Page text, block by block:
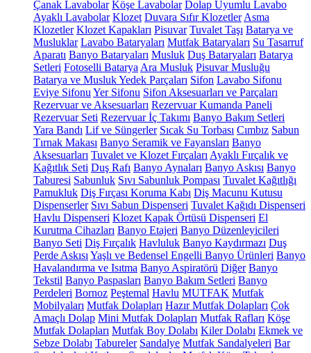
Çanak Lavabolar Köşe Lavabolar Dolap Uyumlu Lavabo
Ayaklı Lavabolar Klozet Duvara Sıfır Klozetler Asma
Klozetler Klozet Kapakları Pisuvar Tuvalet Taşı Batarya ve
Musluklar Lavabo Bataryaları Mutfak Bataryaları Su Tasarruf
Aparatı Banyo Bataryaları Musluk Duş Bataryaları Batarya
Setleri Fotoselli Batarya Ara Musluk Pisuvar Musluğu
Batarya ve Musluk Yedek Parçaları Sifon Lavabo Sifonu
Eviye Sifonu Yer Sifonu Sifon Aksesuarları ve Parçaları
Rezervuar ve Aksesuarları Rezervuar Kumanda Paneli
Rezervuar Seti Rezervuar İç Takımı Banyo Bakım Setleri
Yara Bandı Lif ve Süngerler Sıcak Su Torbası Cımbız Sabun
Tırnak Makası Banyo Seramik ve Fayansları Banyo
Aksesuarları Tuvalet ve Klozet Fırçaları Ayaklı Fırçalık ve
Kağıtlık Seti Duş Rafı Banyo Aynaları Banyo Askısı Banyo
Taburesi Sabunluk Sıvı Sabunluk Pompası Tuvalet Kağıtlığı
Pamukluk Diş Fırçası Koruma Kabı Diş Macunu Kutusu
Dispenserler Sıvı Sabun Dispenseri Tuvalet Kağıdı Dispenseri
Havlu Dispenseri Klozet Kapak Örtüsü Dispenseri El
Kurutma Cihazları Banyo Etajeri Banyo Düzenleyicileri
Banyo Seti Diş Fırçalık Havluluk Banyo Kaydırmazı Duş
Perde Askısı Yaşlı ve Bedensel Engelli Banyo Ürünleri Banyo
Havalandırma ve Isıtma Banyo Aspiratörü Diğer Banyo
Tekstil Banyo Paspasları Banyo Bakım Setleri Banyo
Perdeleri Bornoz Peştemal Havlu MUTFAK Mutfak
Mobilyaları Mutfak Dolapları Hazır Mutfak Dolapları Çok
Amaçlı Dolap Mini Mutfak Dolapları Mutfak Rafları Köşe
Mutfak Dolapları Mutfak Boy Dolabı Kiler Dolabı Ekmek ve
Sebze Dolabı Tabureler Sandalye Mutfak Sandalyeleri Bar